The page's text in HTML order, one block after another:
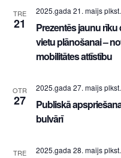
TRE
21
2025.gada 21. maijs
Prezentēs jaunu
vietu plānošanai –
mobilitātes attīstību
OTR
27
2025.gada 27. maijs
Publiskā
bulvārī
TRE 2025.gada 28. maijs